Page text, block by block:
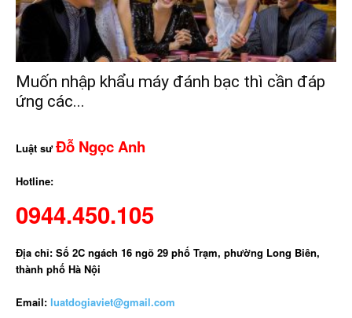
Muốn nhập khẩu máy đánh bạc thì cần đáp
ứng các...
Luật sưĐỗ Ngọc Anh
Hotline:
0944.450.105
Địa chỉ: Số 2C ngách 16 ngõ 29 phố Trạm, phường Long Biên,
thành phố Hà Nội
Email: luatdogiaviet@gmail.com